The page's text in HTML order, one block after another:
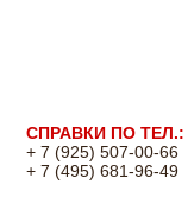
СПРАВКИ ПО ТЕЛ.:
+ 7 (925) 507-00-66
+ 7 (495) 681-96-49